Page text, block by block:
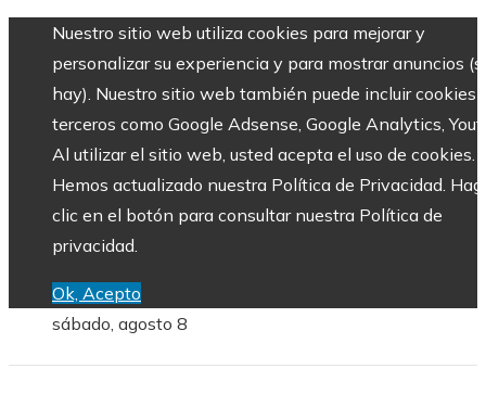
Nuestro sitio web utiliza cookies para mejorar y
personalizar su experiencia y para mostrar anuncios
hay). Nuestro sitio web también puede incluir cookies
terceros como Google Adsense, Google Analytics,
Al utilizar el sitio web, usted acepta el uso de cookies.
Hemos actualizado nuestra Política de Privacidad.
clic en el botón para consultar nuestra Política de
privacidad.
Ok, Acepto
sábado, agosto 8